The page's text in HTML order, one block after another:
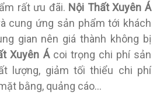
rất ưu đãi. Nội Thất Xuyên Á
cung ứng sản phẩm tới khách
gian nên giá thành không bị
Xuyên Ácoi trọng chi phí sản
lượng, giảm tối thiểu chi phí
bằng, quảng cáo…